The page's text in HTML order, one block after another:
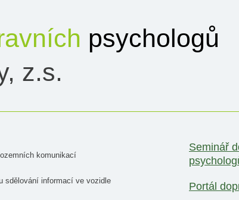
psychologů
z.s.
Seminář
Portál
komunikací
sdělování informací ve vozidle